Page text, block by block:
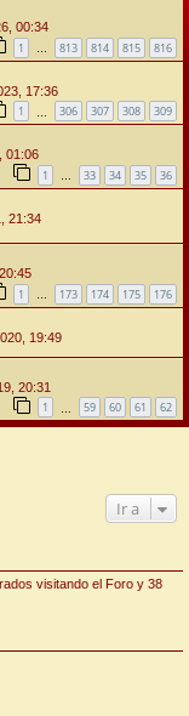
00:34
1 … 813 814 815 816
17:36
1 306 307 308 309
01:06
1 … 33 34 35 36
21:34
1 … 173 174 175 176
19:49
20:31
1 59 60 61 62
Ir a
visitando el Foro y 38